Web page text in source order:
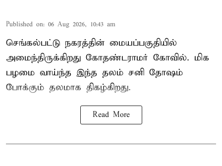
Published on: 06 Aug 2026, 10:43 am
செங்கல்பட்டு நகரத்தின் மையப்பகுதியில்
அமைந்திருக்கிறது கோதண்டராமர் கோவில். மிக
பழமை வாய்ந்த இந்த தலம் சனி தோஷம்
போக்கும் தலமாக திகழ்கிறது.
Read More